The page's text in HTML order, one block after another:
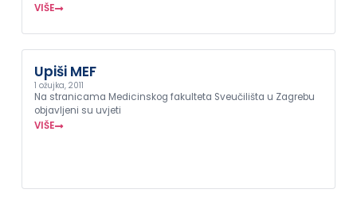
VIŠE
Upiši MEF
1 ožujka, 2011
Na stranicama Medicinskog fakulteta Sveučilišta u Zagrebu
objavljeni su uvjeti
VIŠE